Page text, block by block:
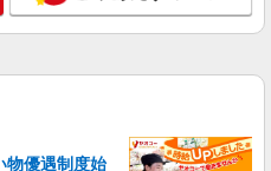
る） 時給1330円〜 18時以降：時
物優遇制度始